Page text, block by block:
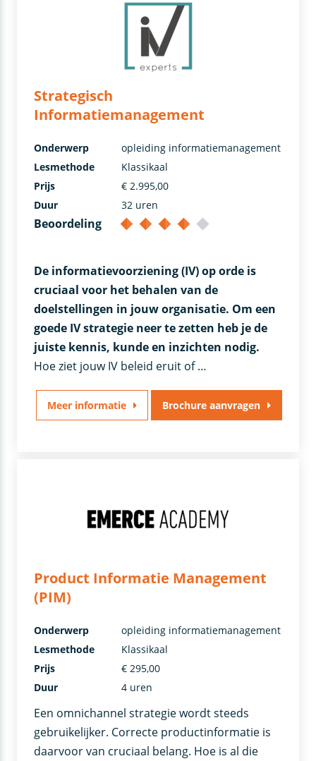
Strategisch
Informatiemanagement
De informatievoorziening (IV) op orde is
cruciaal voor het behalen van de
doelstellingen in jouw organisatie. Om een
goede IV strategie neer te zetten heb je de
juiste kennis, kunde en inzichten nodig.
Hoe ziet jouw IV beleid eruit of …
Onderwerp
opleiding informatiemanagement
Lesmethode
Klassikaal
Prijs
€ 2.995,00
Duur
32 uren
Beoordeling
Meer informatie Brochure aanvragen
Product Informatie Management
(PIM)
Een omnichannel strategie wordt steeds
gebruikelijker. Correcte productinformatie is
daarvoor van cruciaal belang. Hoe is al die
Onderwerp
opleiding informatiemanagement
Lesmethode
Klassikaal
Prijs
€ 295,00
Duur
4 uren